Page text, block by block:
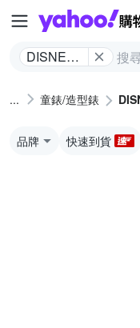
DISNEY
童錶/造型錶
品牌 快速到貨